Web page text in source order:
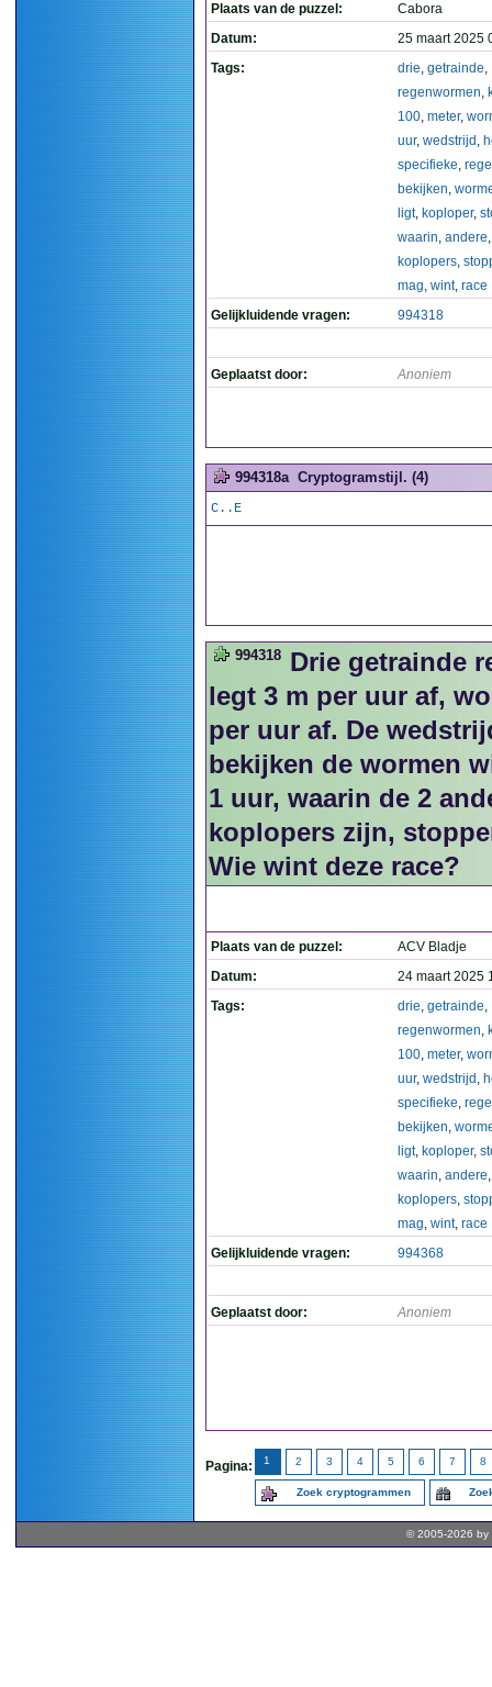
Plaats van de puzzel:
Cabora
Datum:
25 maart 2025
Tags:
drie, getrainde,
regenwormen,
100, meter,
uur, wedstrijd ,
specifieke,
bekijken,
ligt, koploper,
waarin, andere
koplopers,
mag, wint, race
Gelijkluidende vragen:
994318
Geplaatst door: Anoniem
994318a Cryptogramstijl. (4)
C..E
994318 Drie getrainde
legt 3 m per uur af,
per uur af. De
bekijken de wormen
1 uur, waarin de 2
koplopers zijn,
Wie wint deze race?
Plaats van de puzzel:
ACV Bladje
Datum:
24 maart 2025
Tags:
drie, getrainde,
regenwormen,
100, meter,
uur, wedstrijd ,
specifieke,
bekijken,
ligt, koploper,
waarin, andere
koplopers,
mag, wint, race
Gelijkluidende vragen:
994368
Geplaatst door: Anoniem
Pagina: 1 2 3 4 5 6 7 8
Zoek cryptogrammen
© 2005-2026 by